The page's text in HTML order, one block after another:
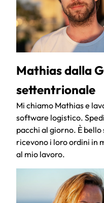
Mathias dalla
settentrionale
Mi chiamo Mathias e
software logistico.
pacchi al giorno. È
ricevono i loro ordini in
al mio lavoro.